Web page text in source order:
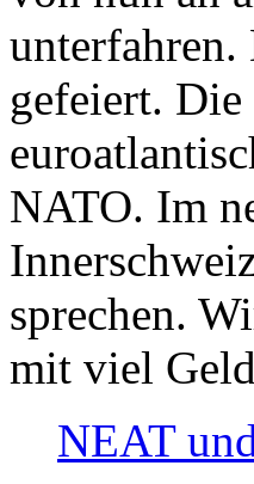
gefeiert.
NATO. Im
sprechen.
mit viel
NEAT